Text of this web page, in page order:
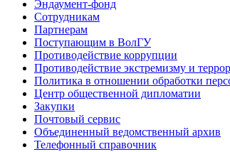
Эндаумент-фонд
Сотрудникам
Партнерам
Поступающим в ВолГУ
Противодействие коррупции
Противодействие экстремизму и
Политика в отношении обработки
Центр общественной дипломатии
Закупки
Почтовый сервис
Объединенный ведомственный архив
Телефонный справочник